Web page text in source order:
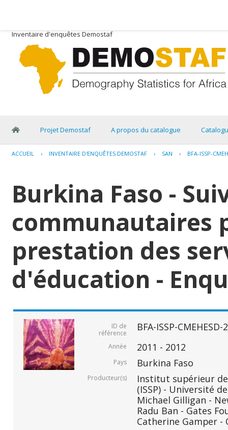
Inventaire d'enquêtes Demostaf
Projet Demostaf A propos du catalogue
ACCUEIL › INVENTAIRE D'ENQUÊTES DEMOSTAF › SAN › BFA-ISSP-
Burkina Faso -
communautaires
prestation des
d'éducation -
ID de
référence
BFA-ISSP-
Année 2011 - 2012
Pays Burkina Faso
Producteur(s)
Institut supérieur
(ISSP) - Université
Michael Gilligan -
Radu Ban - Gates
Catherine Gamper